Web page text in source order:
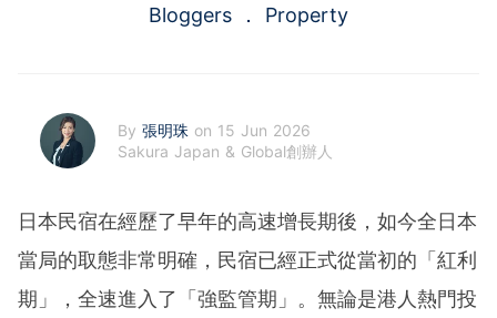
Bloggers Property
By 張明珠 on 15 Jun 2026
Sakura Japan & Global創辦人
日本民宿在經歷了早年的高速增長期後，如今全日本
當局的取態非常明確，民宿已經正式從當初的「紅利
期」，全速進入了「強監管期」。無論是港人熱門投